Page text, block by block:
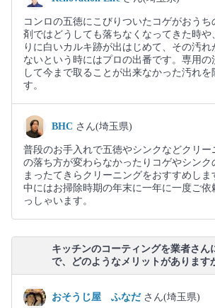
コンロの五徳にこびりついたコゲがおう
剤ではどうしても落ちなくなってきた時や
りに白いカルキ跡が出はじめて、その汚
ないという時にはプロの出番です。専用の
して今まで取ることが出来なかった汚れを
す。
BHC さん(埼玉県)
普段のお手入れで五徳やシンクなどクリー
の落ち方が変わらなかったりコゲやシンク
まったてきらクリーニングをおすすめし
中にはお掃除時期の年末に一年に一度ご依
っしゃいます。
キッチンのコーティングを業者さん
で、どのようなメリットがあります
おそうじ屋 ふなだ さん(埼玉県)